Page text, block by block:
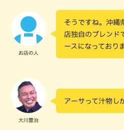
お店の人
そうですね。沖縄
店独自のブレンド
ースになっており
大川豊治
アーサって汁物し